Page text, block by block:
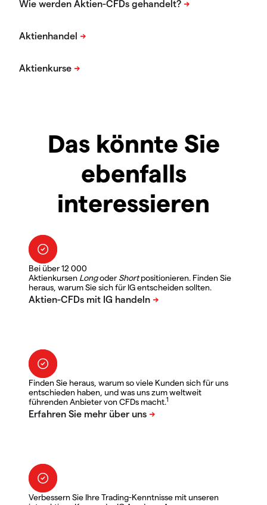
Das könnte Sie
ebenfalls
interessieren
Bei über 12 000
Aktienkursen LongoderShortpositionieren. Finden Sie
heraus, warum Sie sich für IG entscheiden sollten.
Finden Sie heraus, warum so viele Kunden sich für uns
entschieden haben, und was uns zum weltweit
führenden Anbieter von CFDs macht.1
Verbessern Sie Ihre Trading-Kenntnisse mit unseren